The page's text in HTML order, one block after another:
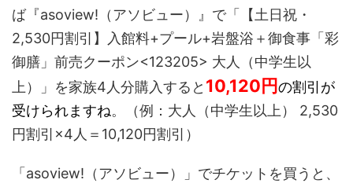
ば『asoview!（アソビュー）』で「【土日祝・
2,530円割引】入館料+プール+岩盤浴＋御食事「彩
御膳」前売クーポン<123205> 大人（中学生以
上）」を家族4人分購入すると 10,120円の割引が
受けられますね。（例：大人（中学生以上） 2,530
円割引×4人＝10,120円割引）
「asoview!（アソビュー）」でチケットを買うと、